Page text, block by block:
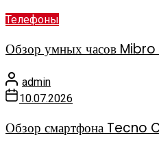
Телефоны
Обзор умных часов Mibro
admin
10.07.2026
Обзор смартфона